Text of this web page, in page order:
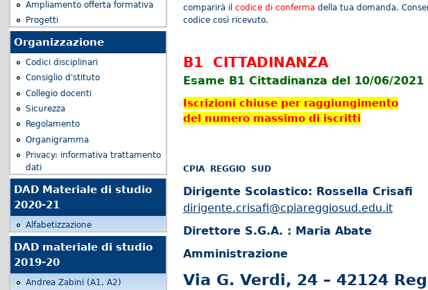
comparirà il codice di confermadella tua domanda.
codice così ricevuto.
B1 CITTADINANZA
Esame B1 Cittadinanza del 10/06/2021
Iscrizioni chiuse per raggiungimento
del numero massimo di iscritti
CPIA REGGIO SUD
Dirigente Scolastico: Rossella Crisafi
dirigente.crisafi@cpiareggiosud.edu.it
Direttore S.G.A. : Maria Abate
Amministrazione
Via G. Verdi, 24 – 42124
Ampliamento offerta formativa
Progetti
Organizzazione
Codici disciplinari
Consiglio d'stituto
Collegio docenti
Sicurezza
Regolamento
Organigramma
Privacy: informativa trattamento
dati
DAD Materiale di studio
2020-21
Alfabetizzazione
DAD materiale di studio
2019-20
Andrea Zabini (A1, A2)